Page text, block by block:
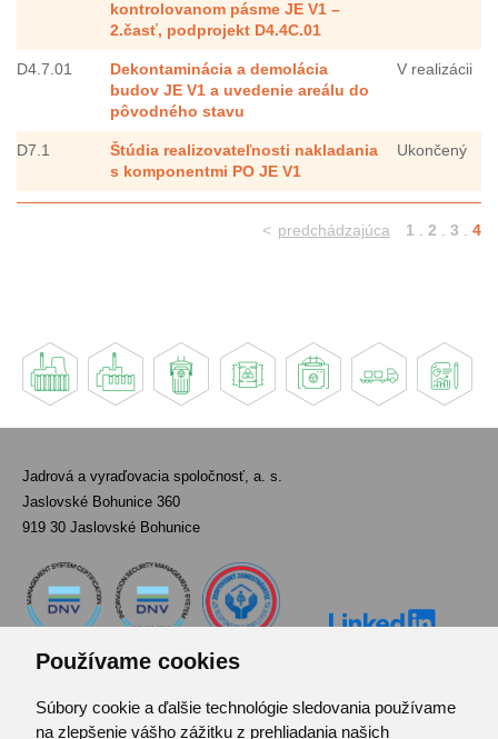
Používame cookies
Súbory cookie a ďalšie technológie sledovania používame
na zlepšenie vášho zážitku z prehliadania našich
kontrolovanom pásme JE V1 –
2.časť, podprojekt D4.4C.01
D4.7.01
Dekontaminácia a demolácia
budov JE V1 a uvedenie areálu do
pôvodného stavu
V realizácii
D7.1
Štúdia realizovateľnosti nakladania
s komponentmi PO JE V1
Ukončený
< predchádzajúca 1 . 2 . 3 . 4
Jadrová a vyraďovacia spoločnosť, a. s.
Jaslovské Bohunice 360
919 30 Jaslovské Bohunice
Kontakt
Pozvánka do infocentra